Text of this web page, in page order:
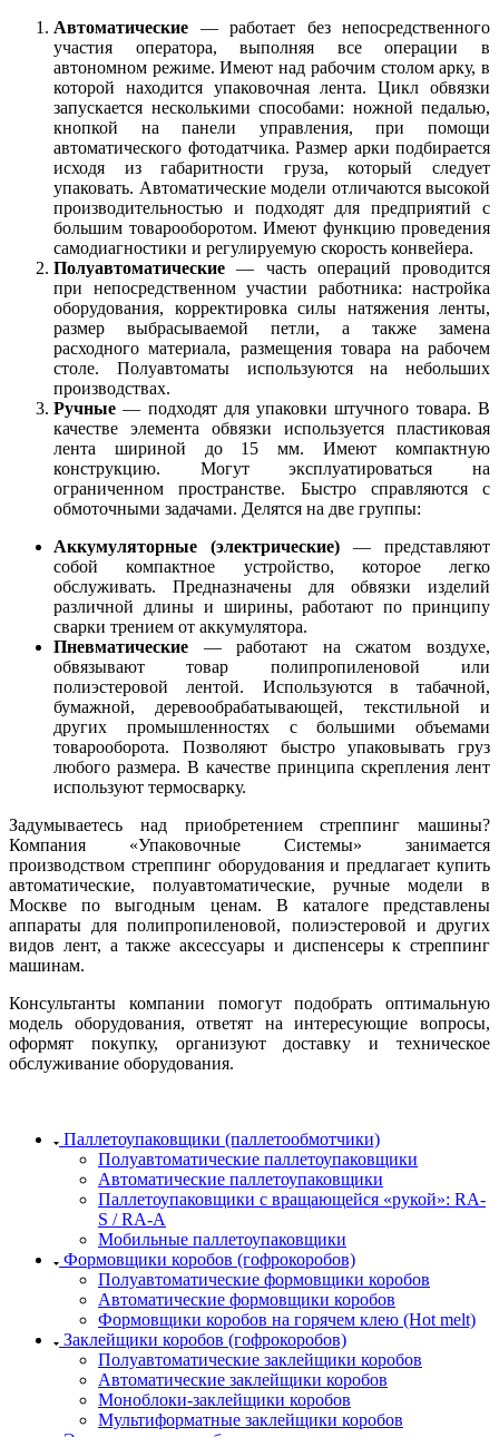
Автоматические — работает без непосредственного
участия оператора, выполняя все операции в
автономном режиме. Имеют над рабочим столом арку, в
которой находится упаковочная лента. Цикл обвязки
запускается несколькими способами: ножной педалью,
кнопкой на панели управления, при помощи
автоматического фотодатчика. Размер арки подбирается
исходя из габаритности груза, который следует
упаковать. Автоматические модели отличаются высокой
производительностью и подходят для предприятий с
большим товарооборотом. Имеют функцию проведения
самодиагностики и регулируемую скорость конвейера.
Полуавтоматические— часть операций проводится
при непосредственном участии работника: настройка
оборудования, корректировка силы натяжения ленты,
размер выбрасываемой петли, а также замена
расходного материала, размещения товара на рабочем
столе. Полуавтоматы используются на небольших
производствах.
Ручные— подходят для упаковки штучного товара. В
качестве элемента обвязки используется пластиковая
лента шириной до 15 мм. Имеют компактную
конструкцию. Могут эксплуатироваться на
ограниченном пространстве. Быстро справляются с
обмоточными задачами. Делятся на две группы:
Аккумуляторные (электрические) — представляют
собой компактное устройство, которое легко
обслуживать. Предназначены для обвязки изделий
различной длины и ширины, работают по принципу
сварки трением от аккумулятора.
Пневматические — работают на сжатом воздухе,
обвязывают товар полипропиленовой или
полиэстеровой лентой. Используются в табачной,
бумажной, деревообрабатывающей, текстильной и
других промышленностях с большими объемами
товарооборота. Позволяют быстро упаковывать груз
любого размера. В качестве принципа скрепления лент
используют термосварку.
Задумываетесь над приобретением стреппинг машины?
Компания «Упаковочные Системы» занимается
производством стреппинг оборудования и предлагает купить
автоматические, полуавтоматические, ручные модели в
Москве по выгодным ценам. В каталоге представлены
аппараты для полипропиленовой, полиэстеровой и других
видов лент, а также аксессуары и диспенсеры к стреппинг
машинам.
Консультанты компании помогут подобрать оптимальную
модель оборудования, ответят на интересующие вопросы,
оформят покупку, организуют доставку и техническое
обслуживание оборудования.
Паллетоупаковщики (паллетообмотчики)
Полуавтоматические паллетоупаковщики
Автоматические паллетоупаковщики
Паллетоупаковщики с вращающейся «рукой»: RA-
S / RA-A
Мобильные паллетоупаковщики
Формовщики коробов (гофрокоробов)
Полуавтоматические формовщики коробов
Автоматические формовщики коробов
Формовщики коробов на горячем клею (Hot melt)
Заклейщики коробов (гофрокоробов)
Полуавтоматические заклейщики коробов
Автоматические заклейщики коробов
Моноблоки-заклейщики коробов
Мультиформатные заклейщики коробов